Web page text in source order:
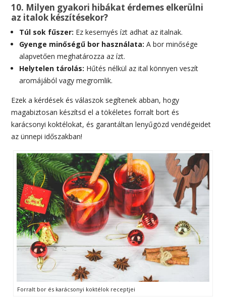
10. Milyen gyakori hibákat érdemes elkerülni
az italok készítésekor?
Túl sok fűszer: Ez kesernyés ízt adhat az italnak.
Gyenge minőségű bor használata: A bor minősége
alapvetően meghatározza az ízt.
Helytelen tárolás: Hűtés nélkül az ital könnyen veszít
aromájából vagy megromlik.
Ezek a kérdések és válaszok segítenek abban, hogy
magabiztosan készítsd el a tökéletes forralt bort és
karácsonyi koktélokat, és garantáltan lenyűgözd vendégeidet
az ünnepi időszakban!
Forralt bor és karácsonyi koktélok receptjei